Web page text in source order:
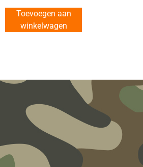
Toevoegen aan
winkelwagen